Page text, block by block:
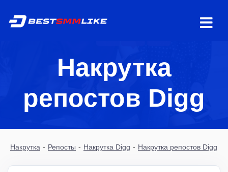
Накрутка
репостов Digg
Накрутка - Репосты - Накрутка Digg - Накрутка репостов Digg